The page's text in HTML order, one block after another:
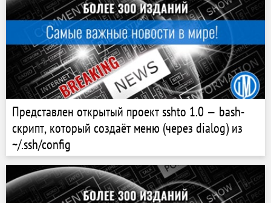
Представлен открытый проект sshto 1.0 — bash-
скрипт, который создаёт меню (через dialog) из
~/.ssh/config